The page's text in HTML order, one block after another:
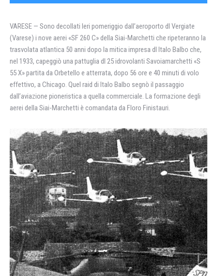
VARESE — Sono decollati Ieri pomeriggio dall’aeroporto dl Vergiate
(Varese) i nove aerei «SF 260 C» della Siai-Marchetti che ripeteranno la
trasvolata atlantica 50 anni dopo la mitica impresa dl Italo Balbo che,
nel 1933, capeggiò una pattuglia dl 25 idrovolanti Savoiamarchetti «S
55 X» partita da Orbetello e atterrata, dopo 56 ore e 40 minuti di volo
effettivo, a Chicago. Quel raid di Italo Balbo segnò il passaggio
dall’aviazione pioneristica a quella commerciale. La formazione degli
aerei della Siai-Marchetti è comandata da Floro Finistauri.